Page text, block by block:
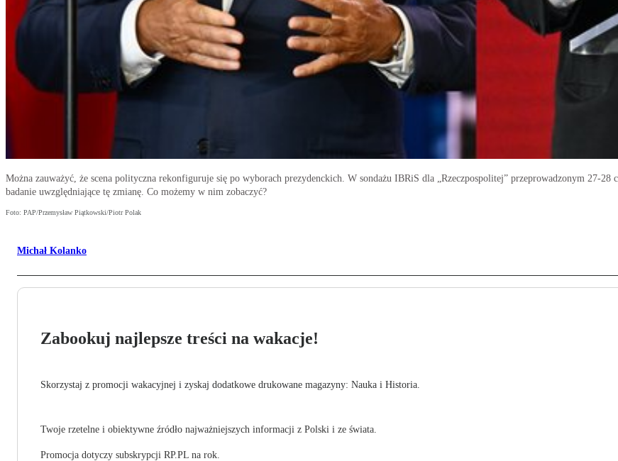
Można zauważyć, że scena polityczna rekonfiguruje się po wyborach prezydenckich. W sondażu IBRiS dla „Rzeczpospolitej” przeprowadzonym 27-
badanie uwzględniające tę zmianę. Co możemy w nim zobaczyć?
Foto: PAP/Przemysław Piątkowski/Piotr Polak
Michał Kolanko
Zabookuj najlepsze treści na wakacje!
Skorzystaj z promocji wakacyjnej i zyskaj dodatkowe drukowane magazyny: Nauka i Historia.
Twoje rzetelne i obiektywne źródło najważniejszych informacji z Polski i ze świata.
Promocja dotyczy subskrypcji RP.PL na rok.